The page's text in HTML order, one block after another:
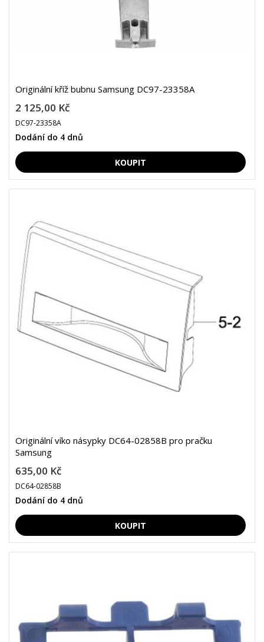
Originální kříž bubnu Samsung DC97-23358A
2 125,00 Kč
DC97-23358A
Dodání do 4 dnů
Originální víko násypky DC64-02858B pro pračku
Samsung
635,00 Kč
DC64-02858B
Dodání do 4 dnů